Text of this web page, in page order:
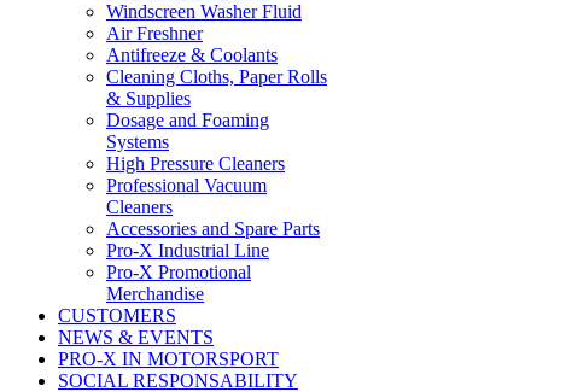
Windscreen Washer Fluid
Air Freshner
Antifreeze & Coolants
Cleaning Cloths, Paper Rolls
& Supplies
Dosage and Foaming
Systems
High Pressure Cleaners
Professional Vacuum
Cleaners
Accessories and Spare Parts
Pro-X Industrial Line
Pro-X Promotional
Merchandise
CUSTOMERS
NEWS & EVENTS
PRO-X IN MOTORSPORT
SOCIAL RESPONSABILITY